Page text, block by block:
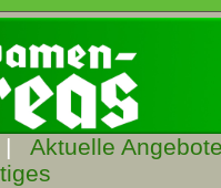
Aktuelle